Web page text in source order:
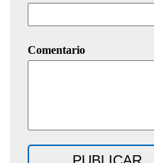
Comentario